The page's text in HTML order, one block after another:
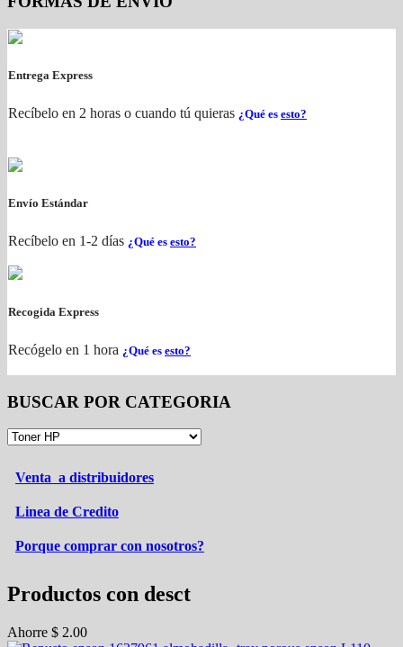
Entrega Express
Recíbelo en 2 horas o cuando tú quieras ¿Qué es esto?
Envío Estándar
Recíbelo en 1-2 días ¿Qué es esto?
Recogida Express
Recógelo en 1 hora ¿Qué es esto?
BUSCAR POR CATEGORIA
Venta a distribuidores
Linea de Credito
Porque comprar con nosotros?
Productos con desct
Ahorre $ 2.00